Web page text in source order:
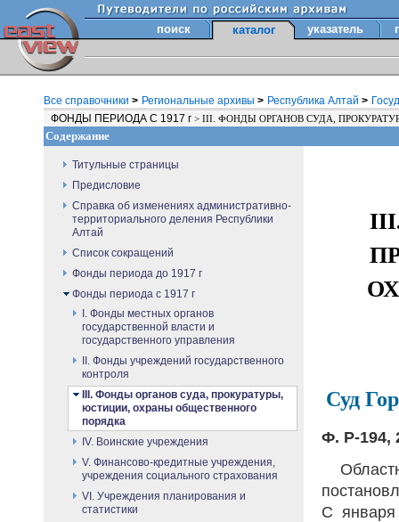
поиск каталог указатель
Все справочники > Региональные архивы > Республика Алтай >
ФОНДЫ ПЕРИОДА С 1917 г > III. ФОНДЫ ОРГАНОВ СУДА,
Содержание
Титульные страницы
Предисловие
Справка об изменениях административно-
территориального деления Республики
Алтай
Список сокращений
Фонды периода до 1917 г
Фонды периода с 1917 г
I. Фонды местных органов
государственной власти и
государственного управления
II. Фонды учреждений государственного
контроля
III. Фонды органов суда, прокуратуры,
юстиции, охраны общественного
порядка
IV. Воинские учреждения
V. Финансово-кредитные учреждения,
учреждения социального страхования
VI. Учреждения планирования и
статистики
Суд
Ф. Р-194,
С января